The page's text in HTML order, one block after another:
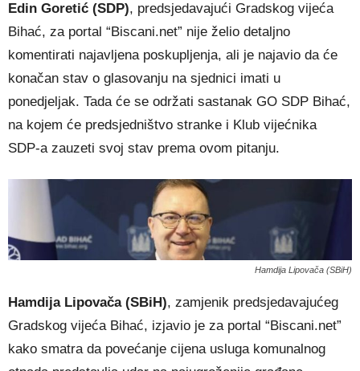
Edin Goretić (SDP), predsjedavajući Gradskog vijeća
Bihać, za portal “Biscani.net” nije želio detaljno
komentirati najavljena poskupljenja, ali je najavio da će
konačan stav o glasovanju na sjednici imati u
ponedjeljak. Tada će se održati sastanak GO SDP Bihać,
na kojem će predsjedništvo stranke i Klub vijećnika
SDP-a zauzeti svoj stav prema ovom pitanju.
Hamdija Lipovača (SBiH)
Hamdija Lipovača (SBiH), zamjenik predsjedavajućeg
Gradskog vijeća Bihać, izjavio je za portal “Biscani.net”
kako smatra da povećanje cijena usluga komunalnog